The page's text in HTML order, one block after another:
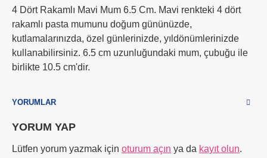
4 Dört Rakamlı Mavi Mum 6.5 Cm. Mavi renkteki 4 dört
rakamlı pasta mumunu doğum gününüzde,
kutlamalarınızda, özel günlerinizde, yıldönümlerinizde
kullanabilirsiniz. 6.5 cm uzunluğundaki mum, çubuğu ile
birlikte 10.5 cm'dir.
YORUMLAR
YORUM YAP
Lütfen yorum yazmak için oturum açın ya da kayıt olun.